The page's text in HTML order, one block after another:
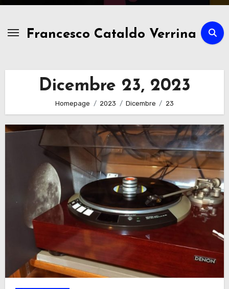
Francesco Cataldo Verrina
Dicembre 23, 2023
Homepage 2023 Dicembre 23